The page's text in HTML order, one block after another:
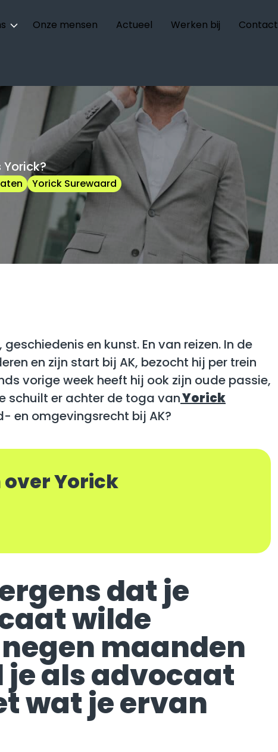
Onze mensen Actueel Werken bij Contact
Yorick Surewaard
en kunst. En van reizen. In de
en zijn start bij AK, bezocht hij per trein
vorige week heeft hij ook zijn oude passie,
schuilt er achter de toga vanYorick
en omgevingsrecht bij AK?
over Yorick
dat je
wilde
maanden
je als advocaat
wat je ervan